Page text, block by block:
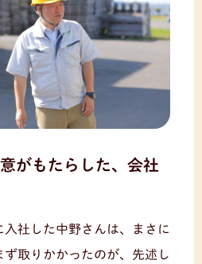
がもたらした、会社
入社した中野さんは、まさに
ず取りかかったのが、先述し